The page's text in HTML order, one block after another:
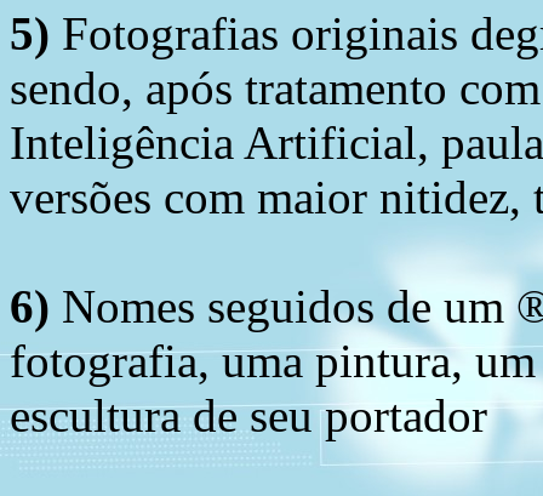
5) Fotografias originais
sendo, após tratamento
Inteligência Artificial,
versões com maior nitidez,
6) Nomes seguidos de um
fotografia, uma pintura,
escultura de seu portador